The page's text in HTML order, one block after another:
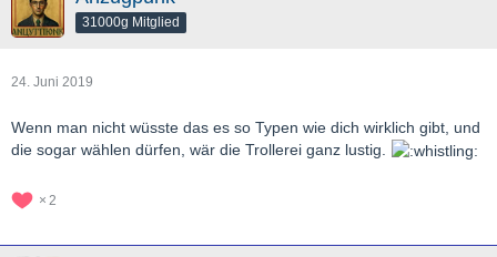
31000g Mitglied
24. Juni 2019
Wenn man nicht wüsste das es so Typen wie dich wirklich gibt, und
die sogar wählen dürfen, wär die Trollerei ganz lustig.
2